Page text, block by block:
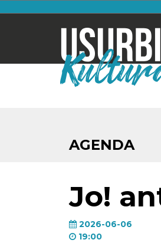
AGENDA
Jo!
2026-06-06
19:00